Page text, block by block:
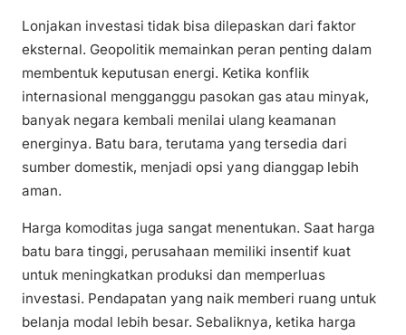
Lonjakan investasi tidak bisa dilepaskan dari faktor
eksternal. Geopolitik memainkan peran penting dalam
membentuk keputusan energi. Ketika konflik
internasional mengganggu pasokan gas atau minyak,
banyak negara kembali menilai ulang keamanan
energinya. Batu bara, terutama yang tersedia dari
sumber domestik, menjadi opsi yang dianggap lebih
aman.
Harga komoditas juga sangat menentukan. Saat harga
batu bara tinggi, perusahaan memiliki insentif kuat
untuk meningkatkan produksi dan memperluas
investasi. Pendapatan yang naik memberi ruang untuk
belanja modal lebih besar. Sebaliknya, ketika harga